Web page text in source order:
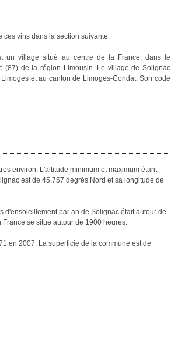
ces vins dans la section suivante.
un village situé au centre de la France, dans le
(87) de la région Limousin. Le village de Solignac
et au canton de Limoges-Condat. Son code
environ. L'altitude minimum et maximum étant
est de 45.757 degrés Nord et sa longitude de
d'ensoleillement par an de Solignac était autour de
se situe autour de 1900 heures.
en 2007. La superficie de la commune est de